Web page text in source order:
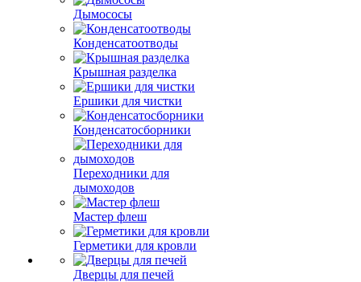
Дымососы
Конденсатоотводы
Крышная разделка
Ершики для чистки
Конденсатосборники
Переходники для
дымоходов
Мастер флеш
Герметики для кровли
Дверцы для печей